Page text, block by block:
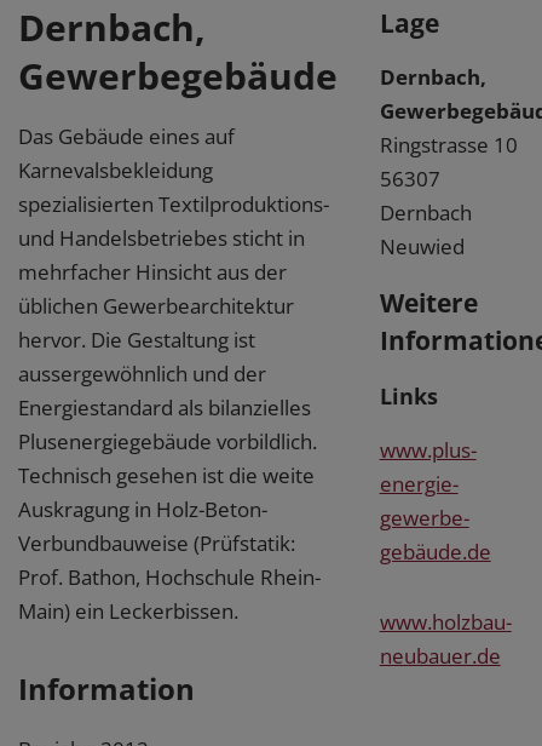
Dernbach,
Gewerbegebäude
Das Gebäude eines auf
Karnevalsbekleidung
spezialisierten Textilproduktions-
und Handelsbetriebes sticht in
mehrfacher Hinsicht aus der
üblichen Gewerbearchitektur
hervor. Die Gestaltung ist
aussergewöhnlich und der
Energiestandard als bilanzielles
Plusenergiegebäude vorbildlich.
Technisch gesehen ist die weite
Auskragung in Holz-Beton-
Verbundbauweise (Prüfstatik:
Prof. Bathon, Hochschule Rhein-
Main) ein Leckerbissen.
Information
Lage
Dernbach,
Ringstrasse 10
56307
Dernbach
Neuwied
Weitere
Links
www.plus-
energie-
gewerbe-
gebäude.de
www.holzbau-
neubauer.de